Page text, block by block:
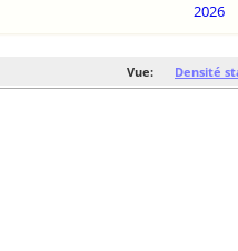
2026
Vue: Densité